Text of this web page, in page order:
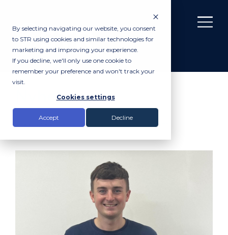
By selecting navigating our website, you consent
to STR using cookies and similar technologies for
marketing and improving your experience.
If you decline, we'll only use one cookie to
remember your preference and won't track your
visit.
Cookies settings
Accept Decline
Nyheter
Jamie Forsyth, landmålingstekniker, Perth